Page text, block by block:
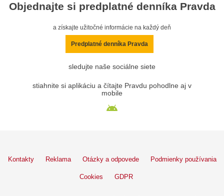
Objednajte si predplatné denníka Pravda
a získajte užitočné informácie na každý deň
Predplatné denníka Pravda
sledujte naše sociálne siete
stiahnite si aplikáciu a čítajte Pravdu pohodlne aj v
mobile
Kontakty Reklama Otázky a odpovede Podmienky používania
Cookies GDPR